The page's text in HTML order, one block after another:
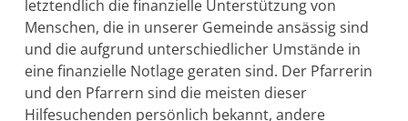
letztendlich die finanzielle Unterstützung von
Menschen, die in unserer Gemeinde ansässig sind
und die aufgrund unterschiedlicher Umstände in
eine finanzielle Notlage geraten sind. Der Pfarrerin
und den Pfarrern sind die meisten dieser
Hilfesuchenden persönlich bekannt, andere